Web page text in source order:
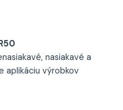
nasiakavé a
aplikáciu výrobkov